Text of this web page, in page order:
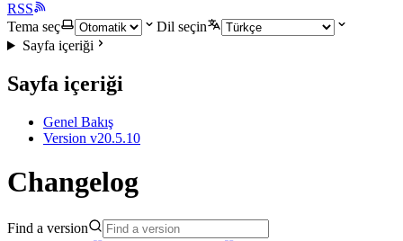
RSS
Tema seç
Dil seçin
Sayfa içeriği
Sayfa içeriği
Genel Bakış
Version v20.5.10
Changelog
Find a version